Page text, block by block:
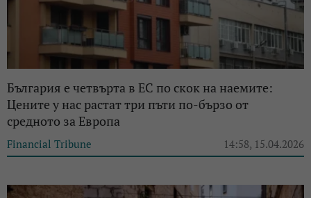
България е четвърта в ЕС по скок на наемите:
Цените у нас растат три пъти по-бързо от
средното за Европа
Financial Tribune 14:58, 15.04.2026